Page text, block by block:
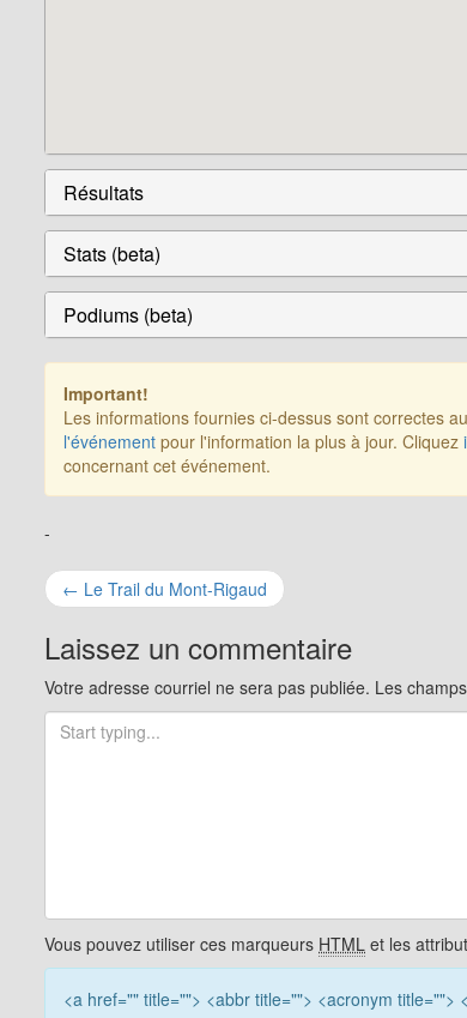
Résultats
Stats (beta)
Podiums (beta)
Important!
Les informations fournies ci-dessus sont correctes
l'événement pour l'information la plus à jour. Cliquez
concernant cet événement.
-
Navigation
pour
les
articles
← Le Trail du Mont-Rigaud
Laissez un commentaire
Votre adresse courriel ne sera pas publiée. Les
Vous pouvez utiliser ces marqueurs HTML et les
<a href="" title=""> <abbr title=""> <acronym